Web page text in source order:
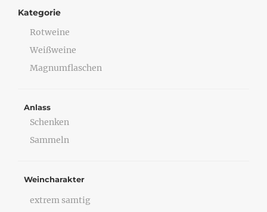
Kategorie
Rotweine
Weißweine
Magnumflaschen
Anlass
Schenken
Sammeln
Weincharakter
extrem samtig